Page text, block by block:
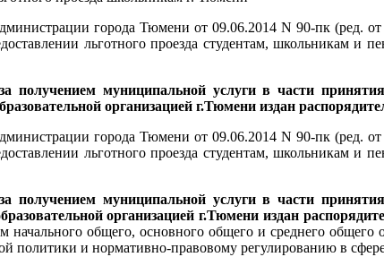
города Тюмени от 09.06.2014 N 90-пк (ред.
льготного проезда студентам, школьникам
за получением муниципальной услуги в части
организацией г.Тюмени издан
города Тюмени от 09.06.2014 N 90-пк (ред.
льготного проезда студентам, школьникам
за получением муниципальной услуги в части
организацией г.Тюмени издан
начального общего, основного общего и среднего
политики и нормативно-правовому регулированию в